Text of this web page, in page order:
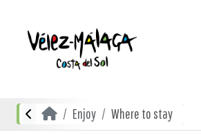
El municipio
ENJOY
Enjoy Where to stay